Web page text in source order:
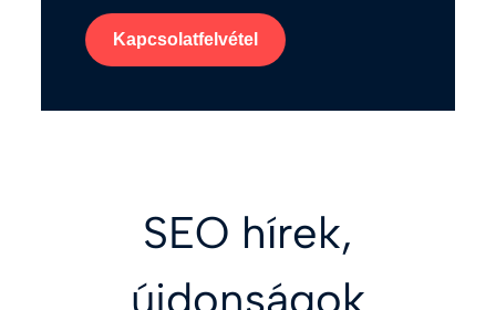
Kapcsolatfelvétel
SEO hírek,
újdonságok